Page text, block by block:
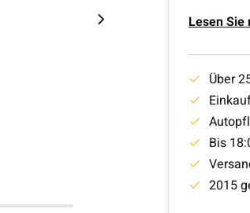
Lesen Sie
Über
Bis
2015